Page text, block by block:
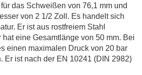
das Schweißen von 76,1 mm und
von 2 1/2 Zoll. Es handelt sich
Er ist aus rostfreiem Stahl
hat eine Gesamtlänge von 50 mm. Bei
einen maximalen Druck von 20 bar
Er ist nach der EN 10241 (DIN 2982)